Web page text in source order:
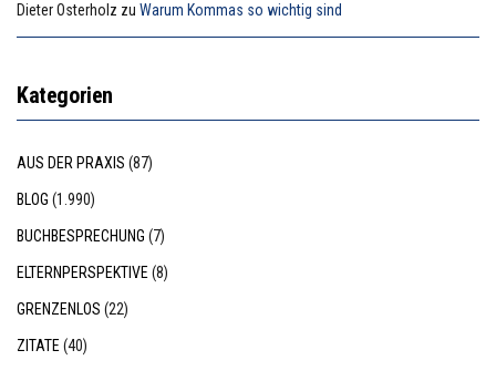
Dieter Osterholz zu Warum Kommas so wichtig sind
Kategorien
AUS DER PRAXIS (87)
BLOG (1.990)
BUCHBESPRECHUNG (7)
ELTERNPERSPEKTIVE(8)
GRENZENLOS (22)
ZITATE(40)